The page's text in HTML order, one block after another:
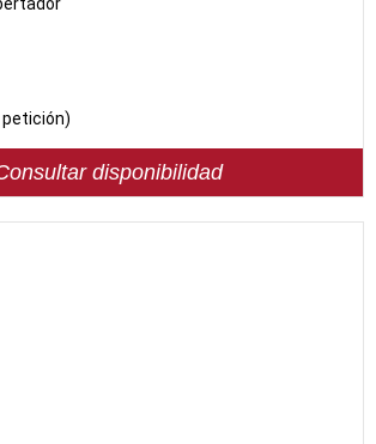
disponibilidad